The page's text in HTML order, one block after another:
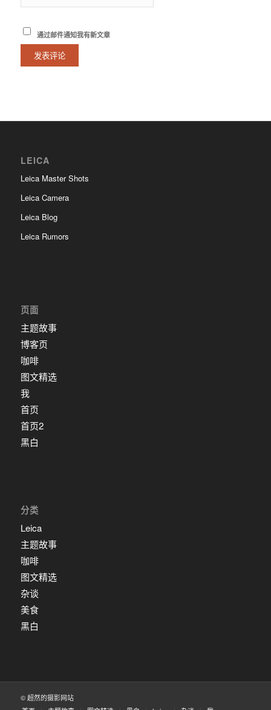
通过邮件通知我有新文章
LEICA
Leica Master Shots
Leica Camera
Leica Blog
Leica Rumors
页面
主题故事
博客页
咖啡
图文精选
我
首页
首页2
黑白
分类
Leica
主题故事
咖啡
图文精选
杂谈
美食
黑白
© 超然的摄影网站